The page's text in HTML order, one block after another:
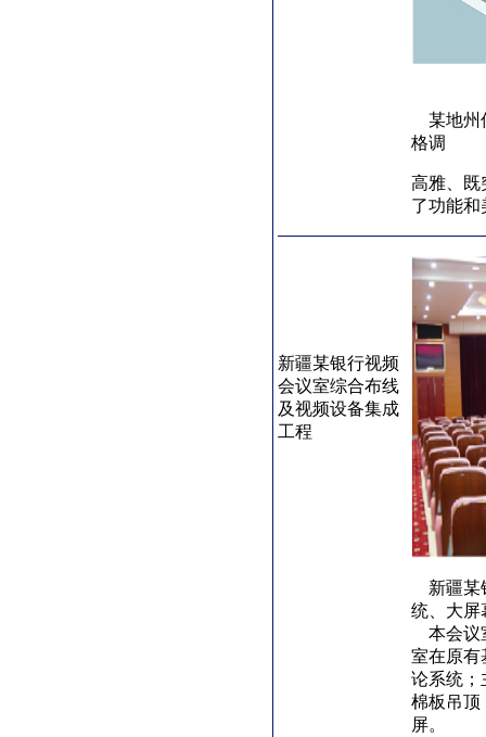
某地州
格调
高雅、既
了功能和
新疆某银行视频
会议室综合布线
及视频设备集成
工程
新疆某
统、大屏
本会议
室在原有
论系统；
棉板吊顶
屏。